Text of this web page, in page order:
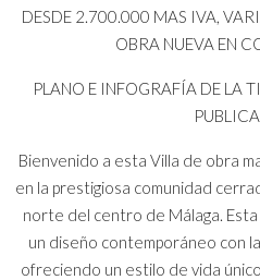
DESDE 2.700.000 MAS IVA,
OBRA NUEVA EN
PLANO E INFOGRAFÍA DE LA
Bienvenido a esta Villa de obra
en la prestigiosa comunidad
norte del centro de Málaga.
un diseño contemporáneo con
ofreciendo un estilo de vida